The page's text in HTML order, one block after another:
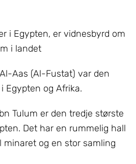
i Egypten, er vidnesbyrd om
i landet
Aas (Al-Fustat) var den
Egypten og Afrika.
Tulum er den tredje største
Det har en rummelig hall
minaret og en stor samling